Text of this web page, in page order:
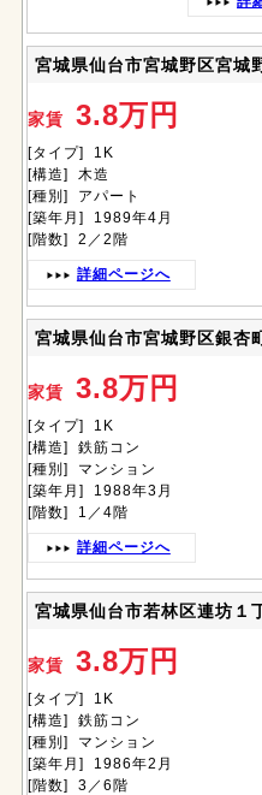
宮城県仙台市宮城野区宮城
家賃 3.8万円
[タイプ] 1K
[構造] 木造
[種別] アパート
[築年月] 1989年4月
[階数] 2／2階
詳細ページへ
宮城県仙台市宮城野区銀杏
家賃 3.8万円
[タイプ] 1K
[構造] 鉄筋コン
[種別] マンション
[築年月] 1988年3月
[階数] 1／4階
詳細ページへ
宮城県仙台市若林区連坊１
家賃 3.8万円
[タイプ] 1K
[構造] 鉄筋コン
[種別] マンション
[築年月] 1986年2月
[階数] 3／6階